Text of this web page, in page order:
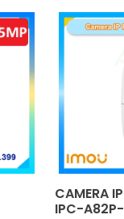
vời vào
hồng ngoại
CAMERA
IPC-